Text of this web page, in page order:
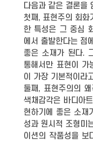
다음과 같은 결론을
첫째, 표현주의 회화
한 특성은 그 중심
에서 출발한다는 점
좋은 소재가 된다.
통해서만 표현이 가
이 가장 기본적이라
둘째, 표현주의의
색채감각은 바디아
현하기에 좋은 소재
성과 원시적 조형미
이션의 작품성을 보